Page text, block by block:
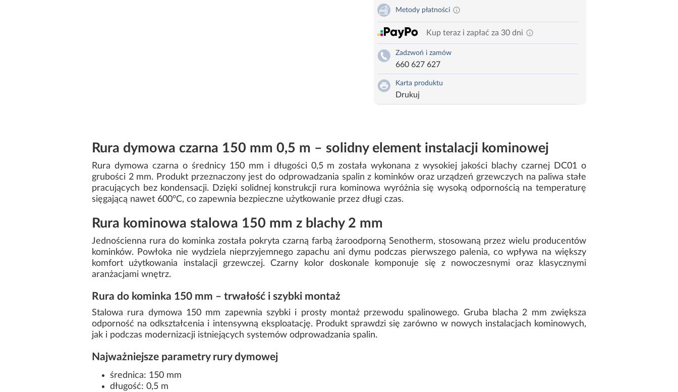
Metody płatności
Kup teraz i zapłać za 30 dni
Zadzwoń i zamów
660 627 627
Karta produktu
Drukuj
Rura dymowa czarna 150 mm 0,5 m – solidny element instalacji kominowej
Rura dymowa czarna o średnicy 150 mm i długości 0,5 m została wykonana z wysokiej jakości blachy czarnej DC01 o
grubości 2 mm. Produkt przeznaczony jest do odprowadzania spalin z kominków oraz urządzeń grzewczych na paliwa stałe
pracujących bez kondensacji. Dzięki solidnej konstrukcji rura kominowa wyróżnia się wysoką odpornością na temperaturę
sięgającą nawet 600°C, co zapewnia bezpieczne użytkowanie przez długi czas.
Rura kominowa stalowa 150 mm z blachy 2 mm
Jednościenna rura do kominka została pokryta czarną farbą żaroodporną Senotherm, stosowaną przez wielu producentów
kominków. Powłoka nie wydziela nieprzyjemnego zapachu ani dymu podczas pierwszego palenia, co wpływa na większy
komfort użytkowania instalacji grzewczej. Czarny kolor doskonale komponuje się z nowoczesnymi oraz klasycznymi
aranżacjami wnętrz.
Rura do kominka 150 mm – trwałość i szybki montaż
Stalowa rura dymowa 150 mm zapewnia szybki i prosty montaż przewodu spalinowego. Gruba blacha 2 mm zwiększa
odporność na odkształcenia i intensywną eksploatację. Produkt sprawdzi się zarówno w nowych instalacjach kominowych,
jak i podczas modernizacji istniejących systemów odprowadzania spalin.
Najważniejsze parametry rury dymowej
średnica: 150 mm
długość: 0,5 m